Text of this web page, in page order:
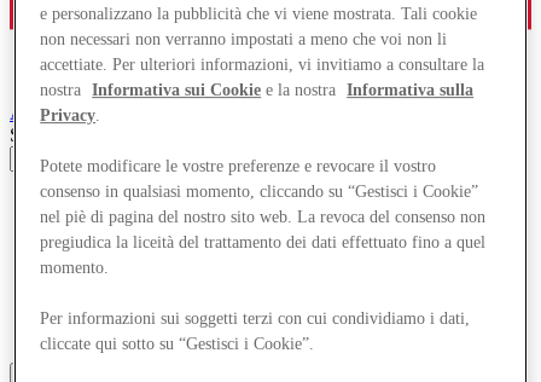
AshfordDesigner Outlet
Search input
Negozi
Offerte
Pianifica la tua visita
Cosa c'è in programma
Gift Card
e personalizzano la pubblicità che vi viene mostrata. Tali cookie
non necessari non verranno impostati a meno che voi non li
accettiate. Per ulteriori informazioni, vi invitiamo a consultare la
nostra
Informativa sui Cookie e la nostra
Informativa sulla
Privacy.
Potete modificare le vostre preferenze e revocare il vostro
consenso in qualsiasi momento, cliccando su “Gestisci i Cookie”
nel piè di pagina del nostro sito web. La revoca del consenso non
pregiudica la liceità del trattamento dei dati effettuato fino a quel
momento.
Per informazioni sui soggetti terzi con cui condividiamo i dati,
cliccate qui sotto su “Gestisci i Cookie”.